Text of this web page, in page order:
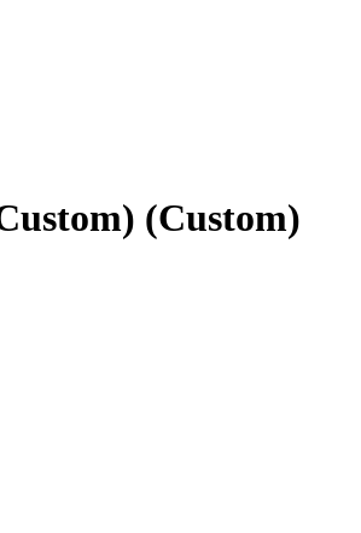
(Custom)